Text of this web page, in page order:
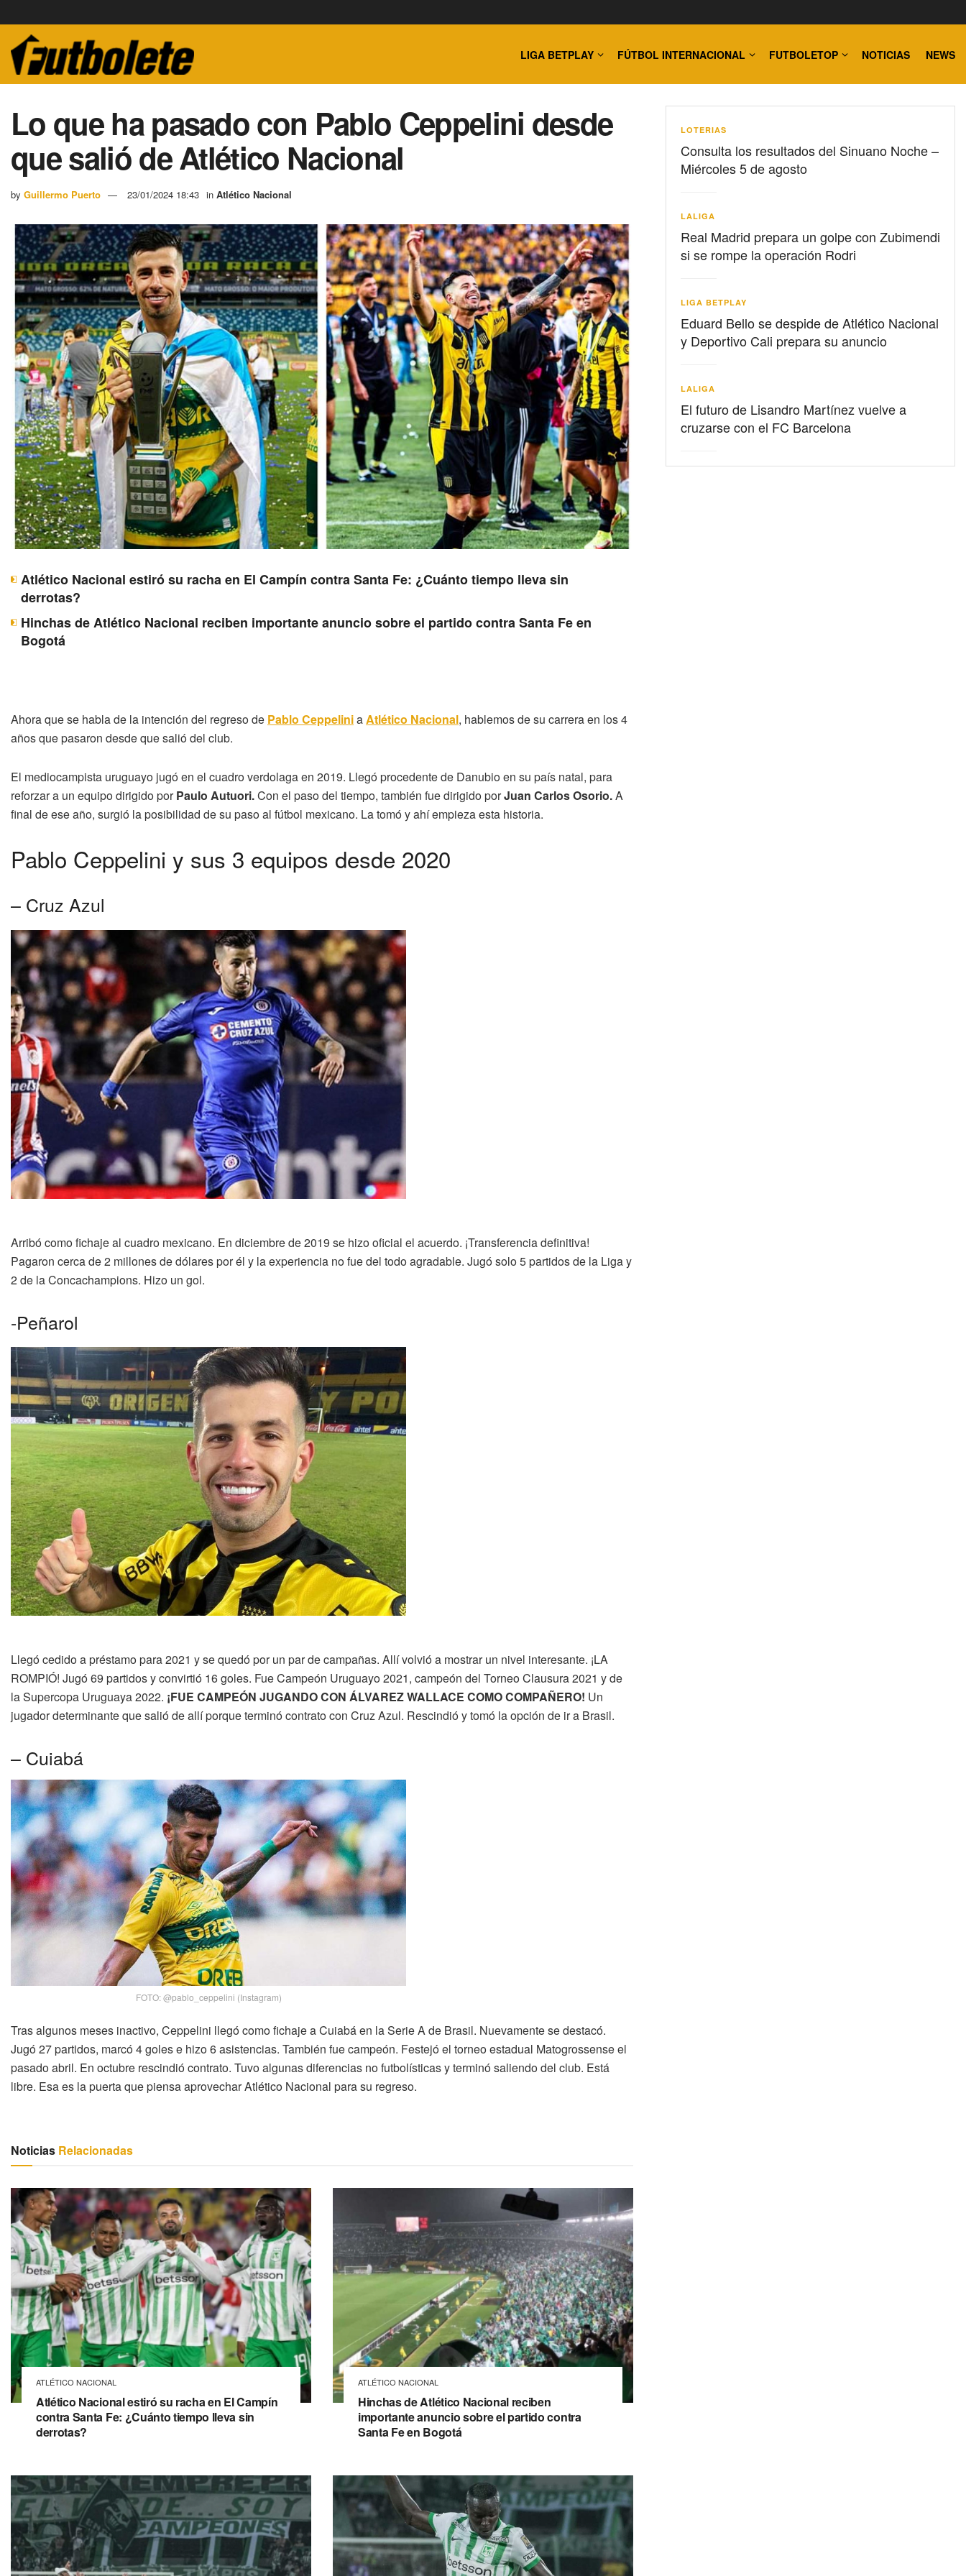
LIGA BETPLAY FÚTBOL INTERNACIONAL FUTBOLETOP NOTICIAS NEWS
Lo que ha pasado con Pablo Ceppelini desde
que salió de Atlético Nacional
by Guillermo Puerto 23/01/2024 18:43 in Atlético Nacional
Atlético Nacional estiró su racha en El Campín contra Santa Fe: ¿Cuánto tiempo lleva sin
derrotas?
Hinchas de Atlético Nacional reciben importante anuncio sobre el partido contra Santa Fe en
Bogotá
Ahora que se habla de la intención del regreso de Pablo CeppeliniaAtlético Nacional, hablemos de su carrera en los 4
años que pasaron desde que salió del club.
El mediocampista uruguayo jugó en el cuadro verdolaga en 2019. Llegó procedente de Danubio en su país natal, para
reforzar a un equipo dirigido porPaulo Autuori.Con el paso del tiempo, también fue dirigido porJuan Carlos Osorio.A
final de ese año, surgió la posibilidad de su paso al fútbol mexicano. La tomó y ahí empieza esta historia.
Pablo Ceppelini y sus 3 equipos desde 2020
– Cruz Azul
Arribó como fichaje al cuadro mexicano. En diciembre de 2019 se hizo oficial el acuerdo. ¡Transferencia definitiva!
Pagaron cerca de 2 millones de dólares por él y la experiencia no fue del todo agradable. Jugó solo 5 partidos de la Liga y
2 de la Concachampions. Hizo un gol.
-Peñarol
Llegó cedido a préstamo para 2021 y se quedó por un par de campañas. Allí volvió a mostrar un nivel interesante. ¡LA
ROMPIÓ! Jugó 69 partidos y convirtió 16 goles. Fue Campeón Uruguayo 2021, campeón del Torneo Clausura 2021 y de
la Supercopa Uruguaya 2022. ¡FUE CAMPEÓN JUGANDO CON ÁLVAREZ WALLACE COMO COMPAÑERO! Un
jugador determinante que salió de allí porque terminó contrato con Cruz Azul. Rescindió y tomó la opción de ir a Brasil.
– Cuiabá
FOTO: @pablo_ceppelini (Instagram)
Tras algunos meses inactivo, Ceppelini llegó como fichaje a Cuiabá en la Serie A de Brasil. Nuevamente se destacó.
Jugó 27 partidos, marcó 4 goles e hizo 6 asistencias. También fue campeón. Festejó el torneo estadual Matogrossense el
pasado abril. En octubre rescindió contrato. Tuvo algunas diferencias no futbolísticas y terminó saliendo del club. Está
libre. Esa es la puerta que piensa aprovechar Atlético Nacional para su regreso.
Noticias Relacionadas
ATLÉTICO NACIONAL
Atlético Nacional estiró su racha en El Campín
contra Santa Fe: ¿Cuánto tiempo lleva sin
derrotas?
ATLÉTICO NACIONAL
Hinchas de Atlético Nacional reciben
importante anuncio sobre el partido contra
Santa Fe en Bogotá
LOTERIAS
Consulta los resultados del Sinuano Noche –
Miércoles 5 de agosto
LALIGA
Real Madrid prepara un golpe con Zubimendi
si se rompe la operación Rodri
LIGA BETPLAY
Eduard Bello se despide de Atlético Nacional
y Deportivo Cali prepara su anuncio
LALIGA
El futuro de Lisandro Martínez vuelve a
cruzarse con el FC Barcelona